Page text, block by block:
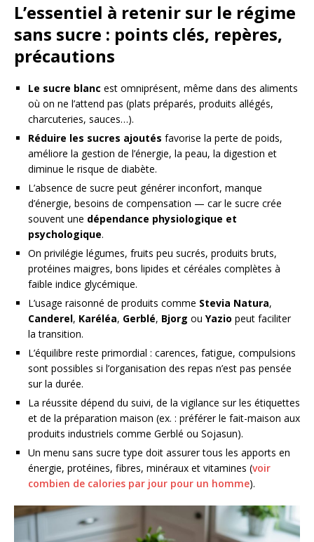
L’essentiel à retenir sur le régime
sans sucre : points clés, repères,
précautions
Le sucre blanc est omniprésent, même dans des aliments
où on ne l’attend pas (plats préparés, produits allégés,
charcuteries, sauces…).
Réduire les sucres ajoutés favorise la perte de poids,
améliore la gestion de l’énergie, la peau, la digestion et
diminue le risque de diabète.
L’absence de sucre peut générer inconfort, manque
d’énergie, besoins de compensation — car le sucre crée
souvent une dépendance physiologique et
psychologique.
On privilégie légumes, fruits peu sucrés, produits bruts,
protéines maigres, bons lipides et céréales complètes à
faible indice glycémique.
L’usage raisonné de produits comme Stevia Natura,
Canderel, Karéléa, Gerblé, Bjorg ou Yazio peut faciliter
la transition.
L’équilibre reste primordial : carences, fatigue, compulsions
sont possibles si l’organisation des repas n’est pas pensée
sur la durée.
La réussite dépend du suivi, de la vigilance sur les étiquettes
et de la préparation maison (ex. : préférer le fait-maison aux
produits industriels comme Gerblé ou Sojasun).
Un menu sans sucre type doit assurer tous les apports en
énergie, protéines, fibres, minéraux et vitamines (voir
combien de calories par jour pour un homme).